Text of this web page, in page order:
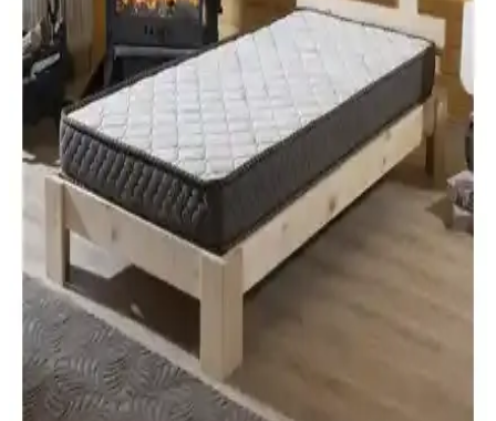
WellMatt Diamond Visco Yatak, 80x180 cm boyutlarında ve 9 cm
kalınlıkta visco malzeme ile konfor odaklı bir yüzey sunar. 100 DNS
yoğunluk ve kullanıcıların yüksek memnuniyetiyle desteklenen
dayanıklılık ve uyku kalitesi üzerinde durulur.
US. Sleeping Ortopedik Bamboo Visco Yatak:
Modern Tasarım ve Uzun Ömürlü Konfor
US. Sleeping'in ortopedik bamboo visco yatak, ergonomik yapısı ve
dayanıklı malzemeleriyle konforu ve uzun ömürlülüğü bir arada
sunar, bel ve sırt desteği sağlar.
Heyner Hygiene Comfort Bamboo Visco Yatak
50x100 cm: Konfor ve Hijyenin Buluşması
Heyner Hygiene Comfort Bamboo Visco Yatak, bambu kumaşın
antibakteriyel özelliği ve visco katmanıyla vücuda uyum sağlayan
konforu bir arada sunar. Hijyen ve rahatlık arayanlar için ideal bir
seçimdir.